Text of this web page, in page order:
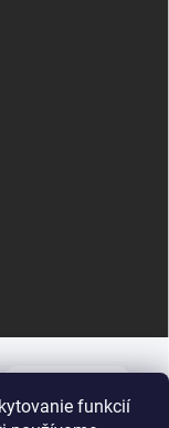
funkcií